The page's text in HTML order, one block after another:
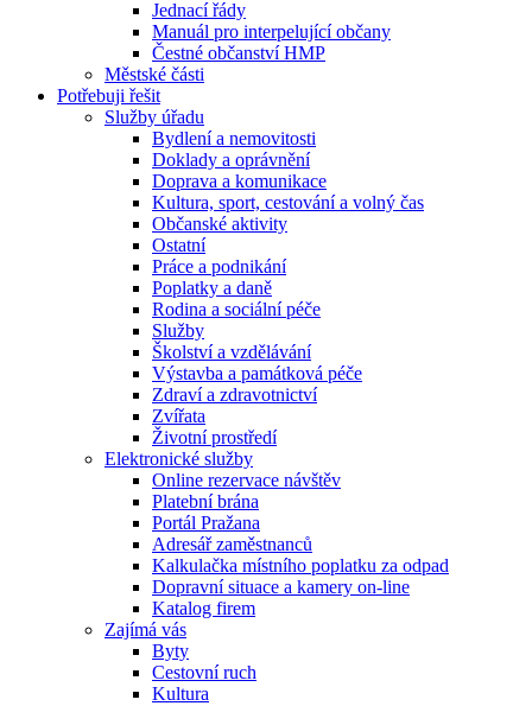
Jednací řády
Manuál pro interpelující občany
Čestné občanství HMP
Městské části
Potřebuji řešit
Služby úřadu
Bydlení a nemovitosti
Doklady a oprávnění
Doprava a komunikace
Kultura, sport, cestování a volný čas
Občanské aktivity
Ostatní
Práce a podnikání
Poplatky a daně
Rodina a sociální péče
Služby
Školství a vzdělávání
Výstavba a památková péče
Zdraví a zdravotnictví
Zvířata
Životní prostředí
Elektronické služby
Online rezervace návštěv
Platební brána
Portál Pražana
Adresář zaměstnanců
Kalkulačka místního poplatku za odpad
Dopravní situace a kamery on-line
Katalog firem
Zajímá vás
Byty
Cestovní ruch
Kultura